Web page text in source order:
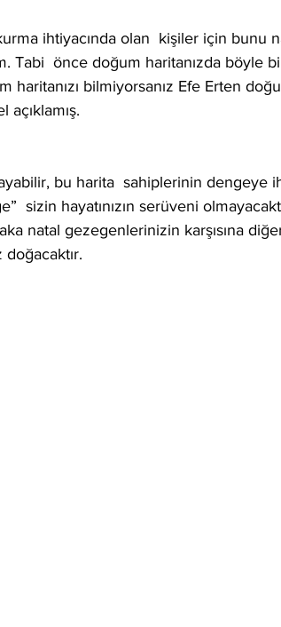
ihtiyacında olan  kişiler için bunu
Tabi  önce doğum haritanızda böyle
bilmiyorsanız Efe Erten
açıklamış.
bu harita  sahiplerinin dengeye
sizin hayatınızın serüveni
natal gezegenlerinizin karşısına